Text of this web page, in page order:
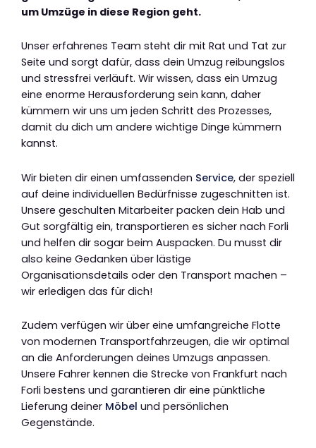
um Umzüge in diese Region geht.
Unser erfahrenes Team steht dir mit Rat und Tat zur
Seite und sorgt dafür, dass dein Umzug reibungslos
und stressfrei verläuft. Wir wissen, dass ein Umzug
eine enorme Herausforderung sein kann, daher
kümmern wir uns um jeden Schritt des Prozesses,
damit du dich um andere wichtige Dinge kümmern
kannst.
Wir bieten dir einen umfassenden Service, der speziell
auf deine individuellen Bedürfnisse zugeschnitten ist.
Unsere geschulten Mitarbeiter packen dein Hab und
Gut sorgfältig ein, transportieren es sicher nach Forli
und helfen dir sogar beim Auspacken. Du musst dir
also keine Gedanken über lästige
Organisationsdetails oder den Transport machen –
wir erledigen das für dich!
Zudem verfügen wir über eine umfangreiche Flotte
von modernen Transportfahrzeugen, die wir optimal
an die Anforderungen deines Umzugs anpassen.
Unsere Fahrer kennen die Strecke von Frankfurt nach
Forli bestens und garantieren dir eine pünktliche
Lieferung deiner Möbel und persönlichen
Gegenstände.